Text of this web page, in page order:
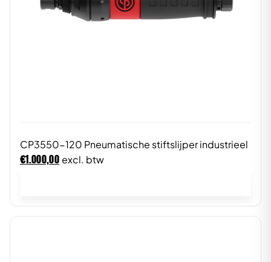
CP3550-120 Pneumatische stiftslijper industrieel
€1.000,00 excl. btw